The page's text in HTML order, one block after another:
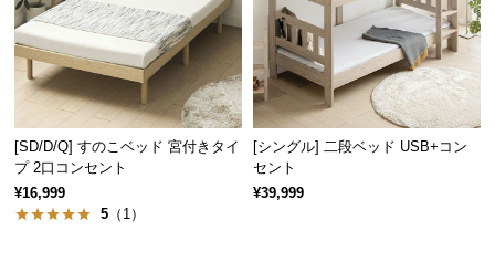
せ
グ[SD/D/Q] すのこベッド 宮付きタイ
プ 2口コンセント
¥16,999
5 （1）
[シングル] 二段ベッド USB+コン
セント
¥39,999